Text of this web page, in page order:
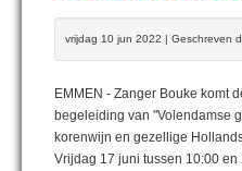
vrijdag 10 jun 2022 | Geschreven
EMMEN - Zanger Bouke komt
begeleiding van "Volendamse
korenwijn en gezellige
Vrijdag 17 juni tussen 10:00